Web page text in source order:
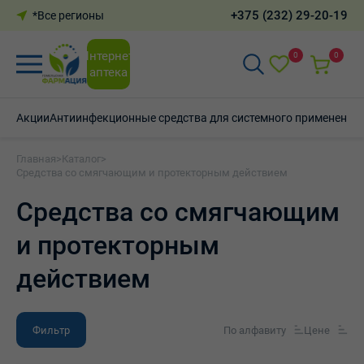
*Все регионы +375 (232) 29-20-19
Интернет-
аптека
0 0
АкцииАнтиинфекционные средства для системного применения
Главная >Каталог>
Средства со смягчающим и протекторным действием
Средства со смягчающим
и протекторным
действием
Фильтр По алфавиту Цене